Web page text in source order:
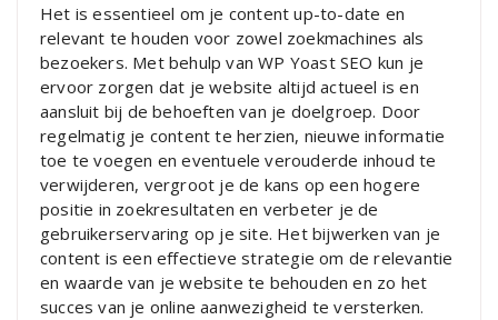
Het is essentieel om je content up-to-date en
relevant te houden voor zowel zoekmachines als
bezoekers. Met behulp van WP Yoast SEO kun je
ervoor zorgen dat je website altijd actueel is en
aansluit bij de behoeften van je doelgroep. Door
regelmatig je content te herzien, nieuwe informatie
toe te voegen en eventuele verouderde inhoud te
verwijderen, vergroot je de kans op een hogere
positie in zoekresultaten en verbeter je de
gebruikerservaring op je site. Het bijwerken van je
content is een effectieve strategie om de relevantie
en waarde van je website te behouden en zo het
succes van je online aanwezigheid te versterken.